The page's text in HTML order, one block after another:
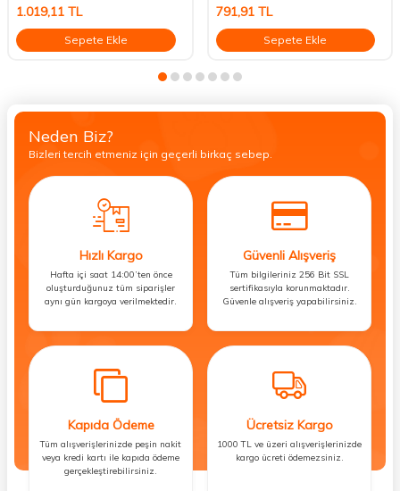
1.019,11 TL
Sepete Ekle
791,91TL
Sepete Ekle
Neden Biz?
Bizleri tercih etmeniz için geçerli birkaç sebep.
Hızlı Kargo
Hafta içi saat 14:00’ten önce
oluşturduğunuz tüm siparişler
aynı gün kargoya verilmektedir.
Güvenli Alışveriş
Tüm bilgileriniz 256 Bit SSL
sertifikasıyla korunmaktadır.
Güvenle alışveriş yapabilirsiniz.
Kapıda Ödeme
Tüm alışverişlerinizde peşin nakit
veya kredi kartı ile kapıda ödeme
gerçekleştirebilirsiniz.
Ücretsiz Kargo
1000 TL ve üzeri alışverişlerinizde
kargo ücreti ödemezsiniz.